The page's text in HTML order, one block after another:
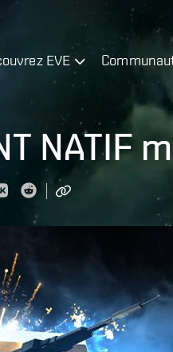
EVE
NATIF